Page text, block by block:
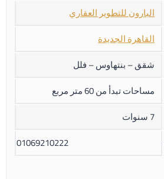
البارون للتطوير العقاري
القاهرة الجديدة
شقق – بنتهاوس – فلل
مساحات تبدأ من 60 متر مربع
7 سنوات
01069210222